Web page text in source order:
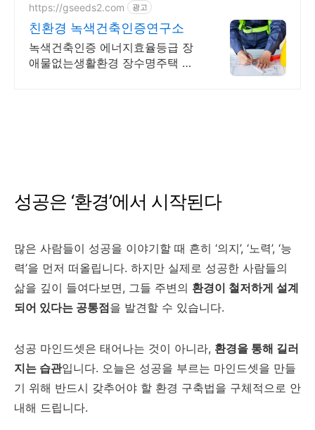
https://gseeds2.com 광고
친환경 녹색건축인증연구소
녹색건축인증 에너지효율등급 장
애물없는생활환경 장수명주택 공
성공은 ‘환경’에서 시작된다
많은 사람들이 성공을 이야기할 때 흔히 ‘의지’, ‘노력’, ‘능
력’을 먼저 떠올립니다. 하지만 실제로 성공한 사람들의
삶을 깊이 들여다보면, 그들 주변의 환경이 철저하게 설계
되어 있다는 공통점을 발견할 수 있습니다.
성공 마인드셋은 태어나는 것이 아니라, 환경을 통해 길러
지는 습관입니다. 오늘은 성공을 부르는 마인드셋을 만들
기 위해 반드시 갖추어야 할 환경 구축법을 구체적으로 안
내해 드립니다.